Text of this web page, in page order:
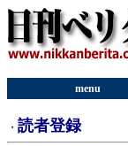
menu
・ 読者登録